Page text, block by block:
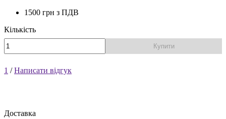
1500 грн з ПДВ
Кількість
Купити
1 /Написати відгук
Доставка